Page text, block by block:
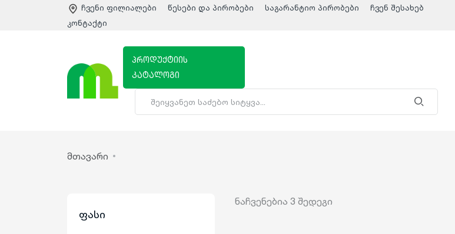
ჩვენი ფილიალები წესები და პირობები საგარანტიო პირობები
ჩვენ შესახებ
კონტაქტი
პროდუქტიის
კატალოგი
მთავარი
ფასი
ნაჩვენებია 3 შედეგი